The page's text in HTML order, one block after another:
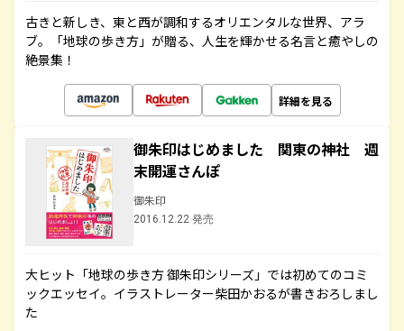
古きと新しき、東と西が調和するオリエンタルな世界、アラ
ブ。「地球の歩き方」が贈る、人生を輝かせる名言と癒やしの
絶景集！
詳細を見る
御朱印はじめました 関東の神社 週
末開運さんぽ
御朱印
2016.12.22 発売
大ヒット「地球の歩き方 御朱印シリーズ」では初めてのコミ
ックエッセイ。イラストレーター柴田かおるが書きおろしまし
た